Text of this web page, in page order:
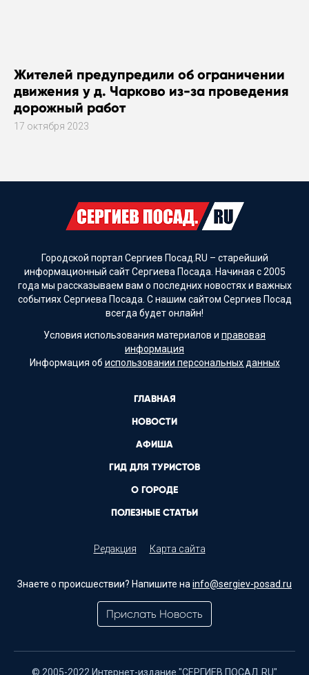
Жителей предупредили об ограничении
движения у д. Чарково из-за проведения
дорожный работ
17 октября 2023
Городской портал Сергиев Посад.RU – старейший
информационный сайт Сергиева Посада. Начиная с 2005
года мы рассказываем вам о последних новостях и важных
событиях Сергиева Посада. С нашим сайтом Сергиев Посад
всегда будет онлайн!
Условия использования материалов и правовая
информация
Информация об использовании персональных данных
ГЛАВНАЯ
НОВОСТИ
АФИША
ГИД ДЛЯ ТУРИСТОВ
О ГОРОДЕ
ПОЛЕЗНЫЕ СТАТЬИ
Редакция Карта сайта
Знаете о происшествии? Напишите на info@sergiev-posad.ru
Прислать Новость
© 2005-2022 Интернет-издание "СЕРГИЕВ ПОСАД.RU"